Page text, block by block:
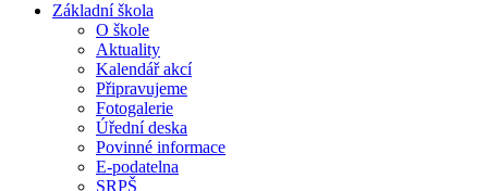
Základní škola
O škole
Aktuality
Kalendář akcí
Připravujeme
Fotogalerie
Úřední deska
Povinné informace
E-podatelna
SRPŠ